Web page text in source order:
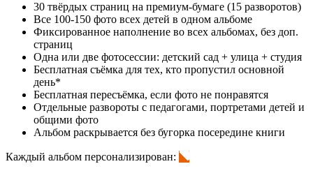
30 твёрдых страниц на премиум-бумаге (15 разворотов)
Все 100-150 фото всех детей в одном альбоме
Фиксированное наполнение во всех альбомах, без доп.
страниц
Одна или две фотосессии: детский сад + улица + студия
Бесплатная съёмка для тех, кто пропустил основной
день*
Бесплатная пересъёмка, если фото не понравятся
Отдельные развороты с педагогами, портретами детей и
общими фото
Альбом раскрывается без бугорка посередине книги
Каждый альбом персонализирован: